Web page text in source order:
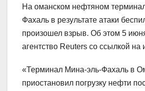
На оманском нефтяном
Фахаль в результате атаки
произошел взрыв. Об этом 5
агентство Reuters со ссылкой на
«Терминал Мина-эль-Фахаль в
приостановил погрузку нефти